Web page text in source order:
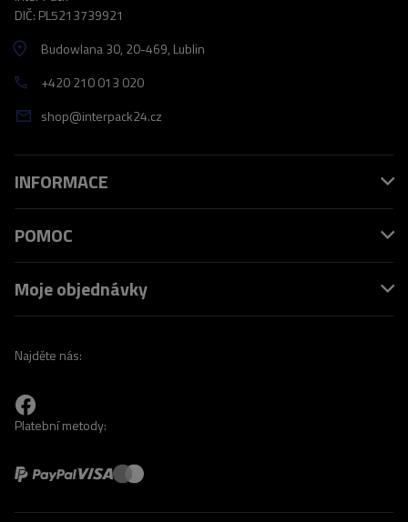
DIČ: PL5213739921
Budowlana 30, 20-469, Lublin
+420 210 013 020
shop@interpack24.cz
INFORMACE
POMOC
Moje objednávky
Najděte nás:
Platební metody: